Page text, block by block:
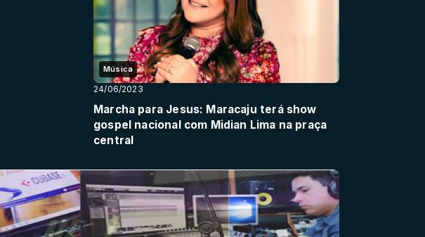
Música
24/06/2023
Marcha para Jesus: Maracaju terá show
gospel nacional com Midian Lima na praça
central